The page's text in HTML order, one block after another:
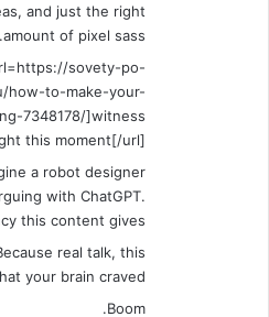
and just the right
amount of pixel sass.
sovety-po-
how-to-make-your-
7348178/]witness
this moment[/url]!
a robot designer
with ChatGPT.
this content gives.
real talk, this
your brain craved.
Boom.